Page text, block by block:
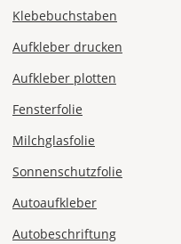
Mi., 12.08. -
ab 7,98
ab 5,99 EUR*
Versandkosten 1,99
Express
Klebebuchstaben
Aufkleber drucken
Aufkleber plotten
Fensterfolie
Milchglasfolie
Sonnenschutzfolie
Autoaufkleber
Autobeschriftung